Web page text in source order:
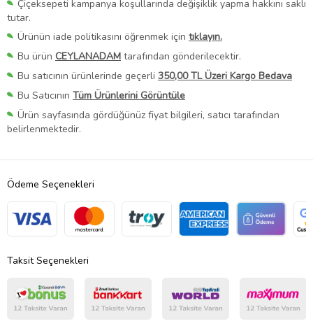
Çiçeksepeti kampanya koşullarında değişiklik yapma hakkını saklı
tutar.
Ürünün iade politikasını öğrenmek için tıklayın.
Bu ürün CEYLANADAM tarafından gönderilecektir.
Bu satıcının ürünlerinde geçerli 350,00 TL Üzeri Kargo Bedava
Bu Satıcının Tüm Ürünlerini Görüntüle
Ürün sayfasında gördüğünüz fiyat bilgileri, satıcı tarafından
belirlenmektedir.
Ödeme Seçenekleri
Taksit Seçenekleri